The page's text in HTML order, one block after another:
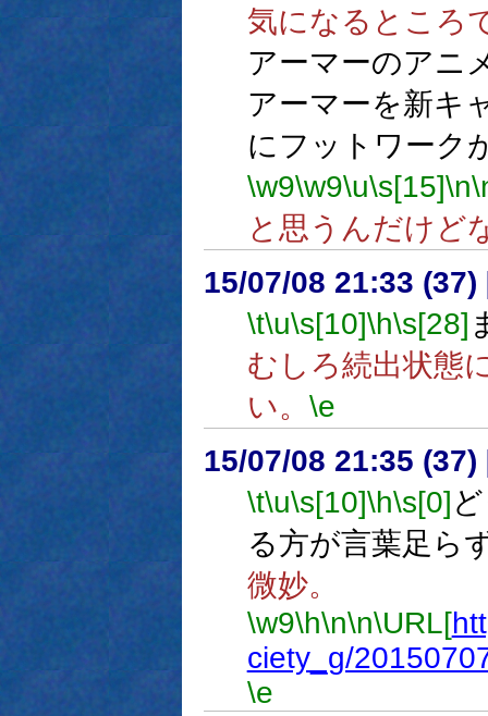
気になるところ
アーマーのアニ
アーマーを新キ
にフットワーク
\w9\w9\u\s[15]\n
と思うんだけど
15/07/08 21:33 (37)
\t\u\s[10]\h\s[28]
むしろ続出状態
い。 \e
15/07/08 21:35 (37)
\t\u\s[10]\h\s[0]
る方が言葉足ら
微妙。
\w9\h\n\n\URL[
ciety_g/
\e